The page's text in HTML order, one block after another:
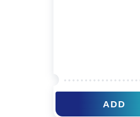
ADD